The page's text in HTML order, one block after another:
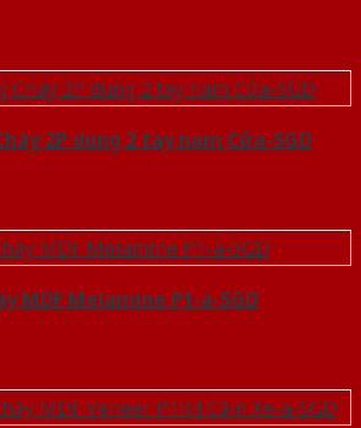
2P dung 2 tay nam Cửa-SGD
MDF Melamine P1-a-SGD